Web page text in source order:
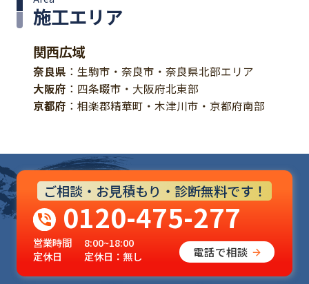
施工エリア
関西広域
奈良県 ：生駒市・奈良市・奈良県北部エリア
大阪府 ：四条畷市・大阪府北東部
京都府 ：相楽郡精華町・木津川市・京都府南部
ご相談・お見積もり・診断無料です！
0120-475-277
営業時間
8:00~18:00
定休日
定休日：無し 電話で相談